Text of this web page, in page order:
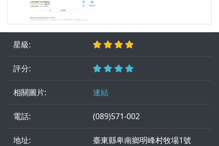
星級:
評分:
相關圖片: 連結
電話: (089)571-002
地址: 臺東縣卑南鄉明峰村牧場1號